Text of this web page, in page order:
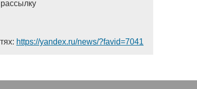
https://yandex.ru/news/?favid=7041